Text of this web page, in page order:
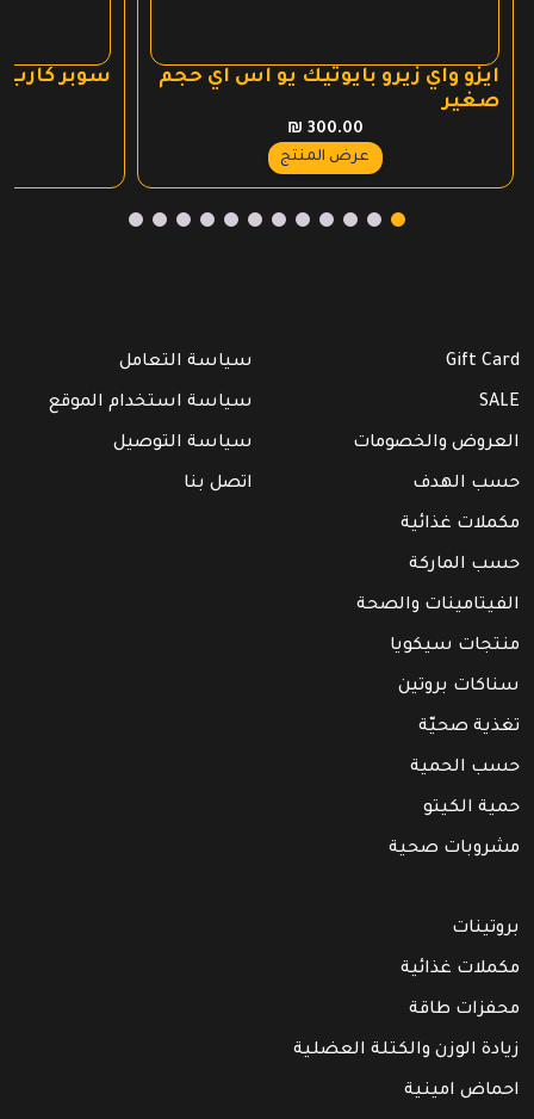
ايزو واي زيرو بايوتيك يو اس اي حجم
صغير
₪ 300.00
عرض المنتج
سوبر
Gift Card
SALE
العروض والخصومات
حسب الهدف
مكملات غذائية
حسب الماركة
الفيتامينات والصحة
منتجات سيكويا
سناكات بروتين
تغذية صحيّة
حسب الحمية
حمية الكيتو
مشروبات صحية
سياسة التعامل
سياسة استخدام الموقع
سياسة التوصيل
اتصل بنا
بروتينات
مكملات غذائية
محفزات طاقة
زيادة الوزن والكتلة العضلية
احماض امينية